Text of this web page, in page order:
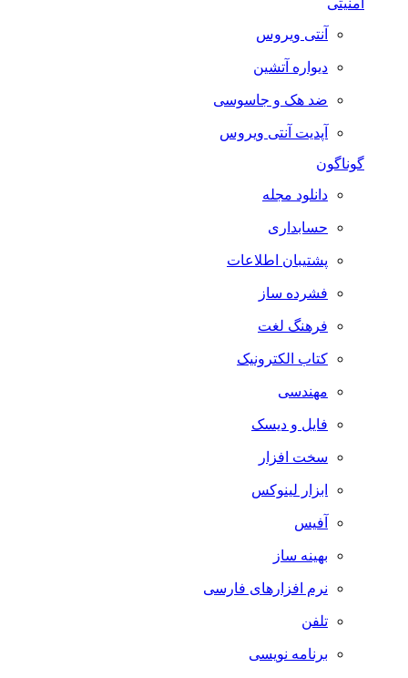
آنتی ویروس
دیواره آتشین
ضد هک و جاسوسی
آپدیت آنتی ویروس
گوناگون
دانلود مجله
حسابداری
پشتیبان اطلاعات
فشرده ساز
فرهنگ لغت
کتاب الکترونیک
مهندسی
فایل و دیسک
سخت افزار
ابزار لینوکس
آفیس
بهینه ساز
نرم افزارهای فارسی
تلفن
برنامه نویسی